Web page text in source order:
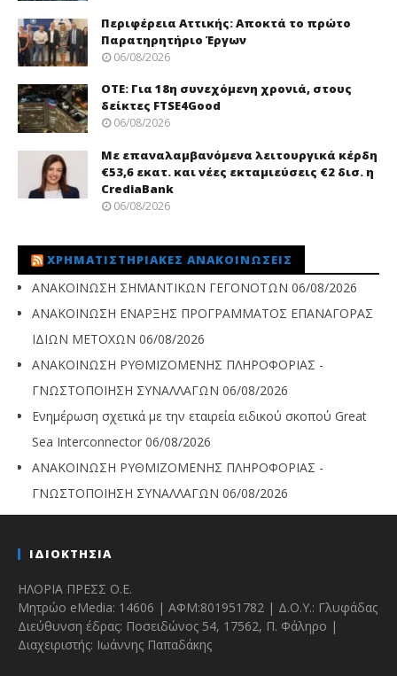
Περιφέρεια Αττικής: Αποκτά το πρώτο
Παρατηρητήριο Έργων
06/08/2026
ΟΤΕ: Για 18η συνεχόμενη χρονιά, στους
δείκτες FTSE4Good
06/08/2026
Με επαναλαμβανόμενα λειτουργικά κέρδη
€53,6 εκατ. και νέες εκταμιεύσεις €2 δισ. η
CrediaBank
06/08/2026
ΧΡΗΜΑΤΙΣΤΗΡΙΑΚΈΣ ΑΝΑΚΟΙΝΏΣΕΙΣ
ΑΝΑΚΟΙΝΩΣΗ ΣΗΜΑΝΤΙΚΩΝ ΓΕΓΟΝΟΤΩΝ 06/08/2026
ΑΝΑΚΟΙΝΩΣΗ ΕΝΑΡΞΗΣ ΠΡΟΓΡΑΜΜΑΤΟΣ ΕΠΑΝΑΓΟΡΑΣ
ΙΔΙΩΝ ΜΕΤΟΧΩΝ 06/08/2026
ΑΝΑΚΟΙΝΩΣΗ ΡΥΘΜΙΖΟΜΕΝΗΣ ΠΛΗΡΟΦΟΡΙΑΣ -
ΓΝΩΣΤΟΠΟΙΗΣΗ ΣΥΝΑΛΛΑΓΩΝ 06/08/2026
Ενημέρωση σχετικά με την εταιρεία ειδικού σκοπού Great
Sea Interconnector 06/08/2026
ΑΝΑΚΟΙΝΩΣΗ ΡΥΘΜΙΖΟΜΕΝΗΣ ΠΛΗΡΟΦΟΡΙΑΣ -
ΓΝΩΣΤΟΠΟΙΗΣΗ ΣΥΝΑΛΛΑΓΩΝ 06/08/2026
ΙΔΙΟΚΤΗΣΙΑ
ΗΛΟΡΙΑ ΠΡΕΣΣ Ο.Ε.
Μητρώο eMedia: 14606 | ΑΦΜ:801951782 | Δ.Ο.Υ.: Γλυφάδας
Διεύθυνση έδρας: Ποσειδώνος 54, 17562, Π. Φάληρο |
Διαχειριστής: Ιωάννης Παπαδάκης